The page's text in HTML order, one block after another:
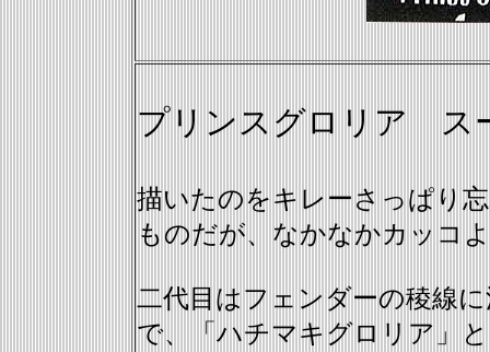
プリンスグロリア ス
描いたのをキレーさっぱり
ものだが、なかなかカッコ
二代目はフェンダーの稜線
で、「ハチマキグロリア」